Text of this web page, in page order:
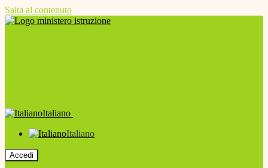
Salta al contenuto
Italiano
Italiano
Accedi